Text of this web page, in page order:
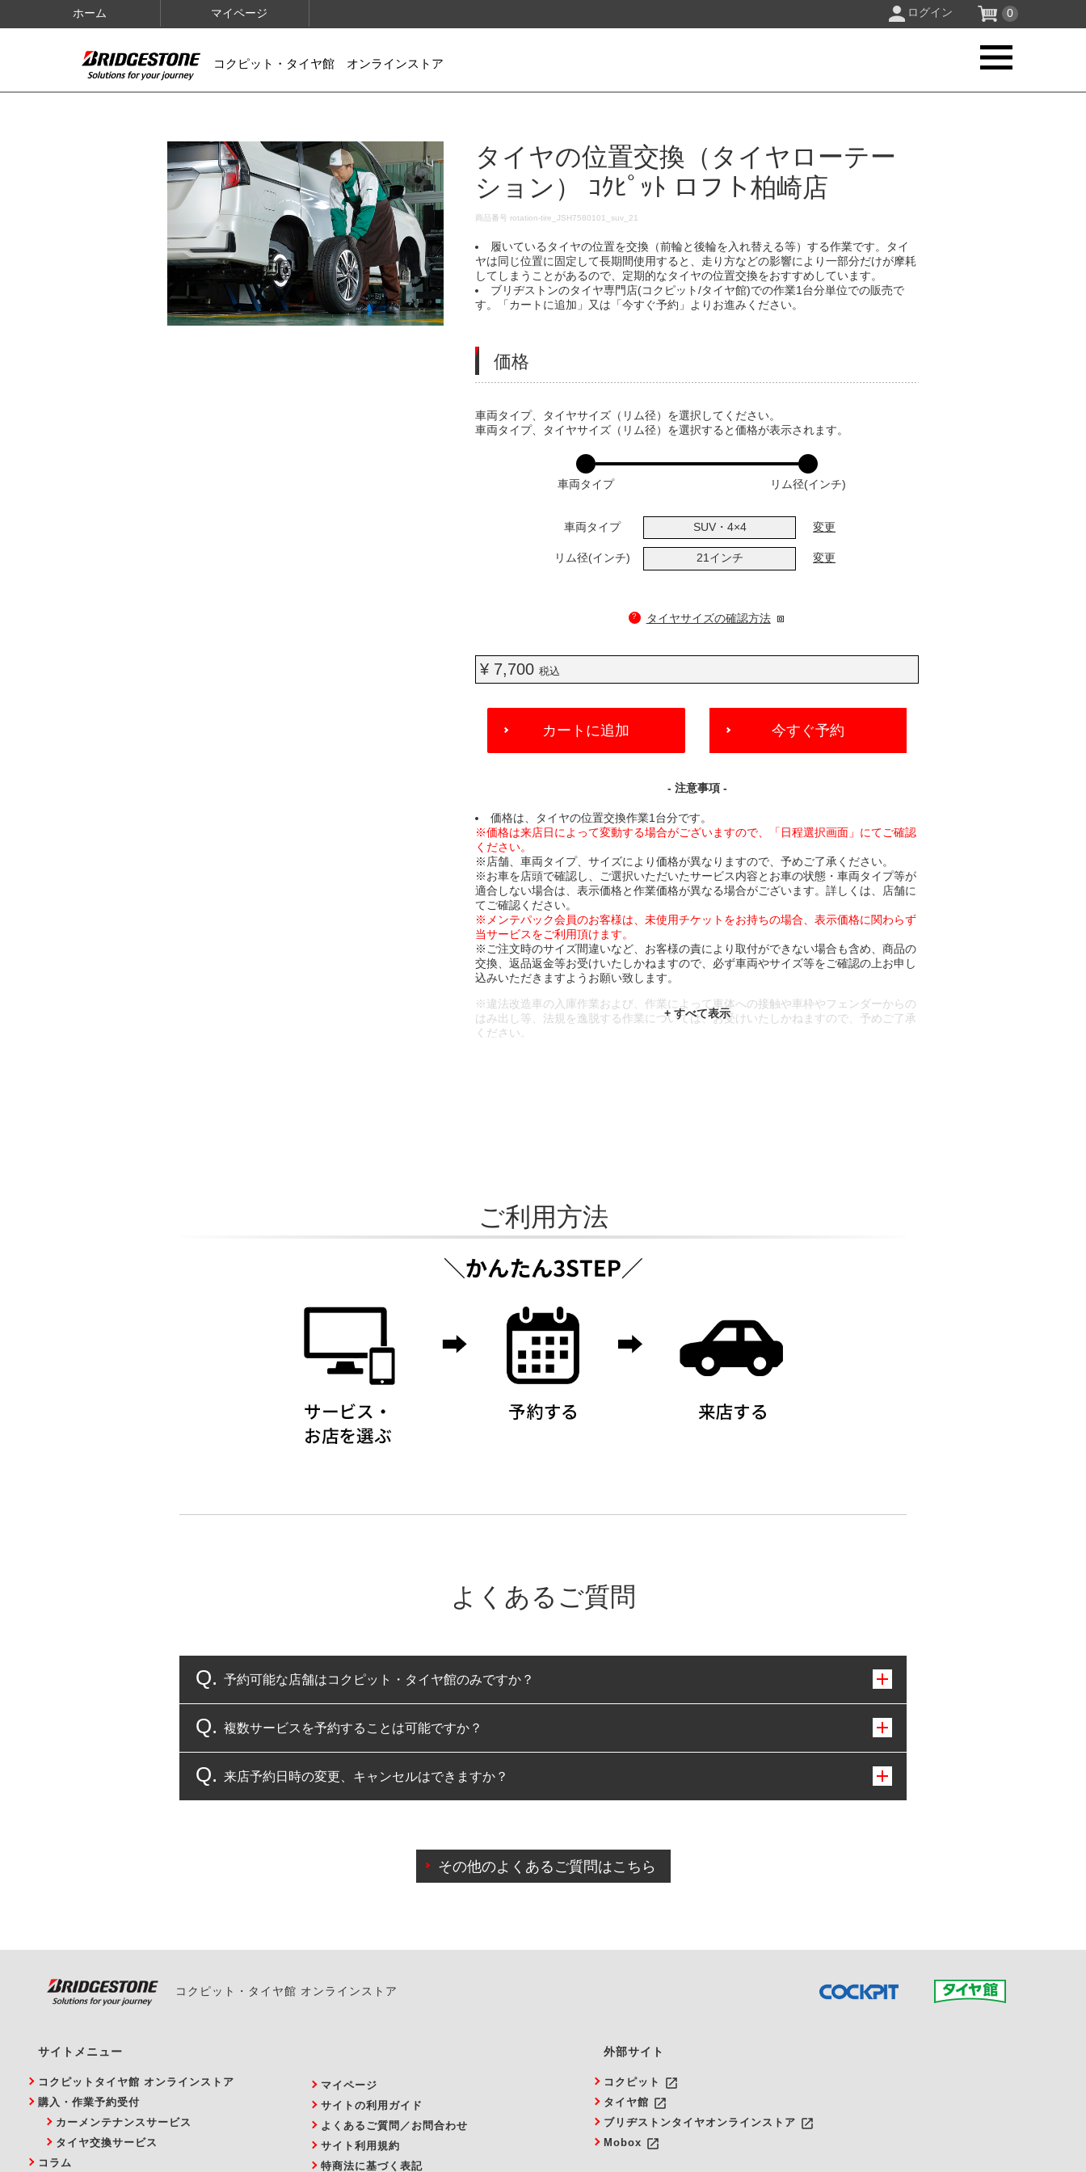
ホーム マイページ ログイン 0
コクピット・タイヤ館 オンラインストア
IMAGES
タイヤの位置交換（タイヤローテー
ション） ｺｸﾋﾟｯﾄ ロフト柏崎店
DETAILS
商品番号 rotation-tire_JSH7580101_suv_21
履いているタイヤの位置を交換（前輪と後輪を入れ替える等）する作業です。タイ
ヤは同じ位置に固定して長期間使用すると、走り方などの影響により一部分だけが摩耗
してしまうことがあるので、定期的なタイヤの位置交換をおすすめしています。
ブリヂストンのタイヤ専門店(コクピット/タイヤ館)での作業1台分単位での販売で
す。「カートに追加」又は「今すぐ予約」よりお進みください。
価格
VARIATIONS
車両タイプ、タイヤサイズ（リム径）を選択してください。
車両タイプ、タイヤサイズ（リム径）を選択すると価格が表示されます。
車両タイプ リム径(インチ)
車両タイプ SUV・4×4 変更
リム径(インチ) 21インチ 変更
? タイヤサイズの確認方法
¥ 7,700税込
ADD
CART
カートに追加 今すぐ予約
- 注意事項 -
価格は、タイヤの位置交換作業1台分です。
※価格は来店日によって変動する場合がございますので、「日程選択画面」にてご確認
ください。
※店舗、車両タイプ、サイズにより価格が異なりますので、予めご了承ください。
※お車を店頭で確認し、ご選択いただいたサービス内容とお車の状態・車両タイプ等が
適合しない場合は、表示価格と作業価格が異なる場合がございます。詳しくは、店舗に
てご確認ください。
※メンテパック会員のお客様は、未使用チケットをお持ちの場合、表示価格に関わらず
当サービスをご利用頂けます。
※ご注文時のサイズ間違いなど、お客様の責により取付ができない場合も含め、商品の
交換、返品返金等お受けいたしかねますので、必ず車両やサイズ等をご確認の上お申し
込みいただきますようお願い致します。
※違法改造車の入庫作業および、作業によって車体への接触や車枠やフェンダーからの
はみ出し等、法規を逸脱する作業については、お受けいたしかねますので、予めご了承
ください。
ご利用方法
よくあるご質問
予約可能な店舗はコクピット・タイヤ館のみですか？
コクピット・タイヤ館のみとなります。
複数サービスを予約することは可能ですか？
複数サービスのご予約は可能です。
来店予約日時の変更、キャンセルはできますか？
また、やむを得ない事由によりご予約のキャンセルをご希望の際は、直接ご予約いただいた店舗へご連絡くださ
その他のよくあるご質問はこちら
コクピット・タイヤ館 オンラインストア
サイトメニュー
コクピットタイヤ館 オンラインストア
購入・作業予約受付
カーメンテナンスサービス
タイヤ交換サービス
コラム
マイページ
サイトの利用ガイド
よくあるご質問／お問合わせ
サイト利用規約
特商法に基づく表記
外部サイト
コクピット launch
タイヤ館 launch
ブリヂストンタイヤオンラインストア launch
Mobox launch